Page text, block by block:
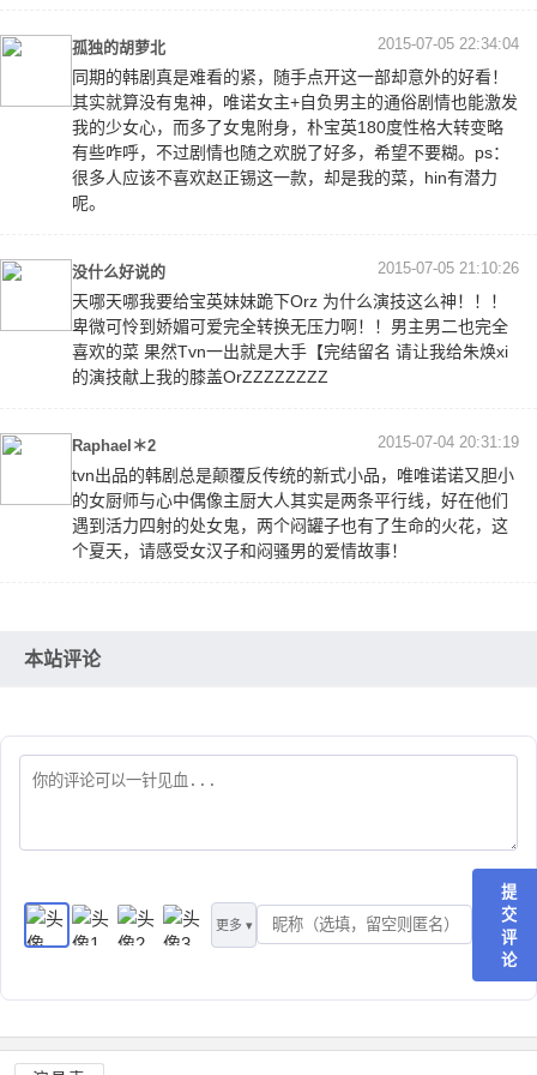
孤独的胡萝北 2015-07-05 22:34:04
同期的韩剧真是难看的紧，随手点开这一部却意外的好看！
其实就算没有鬼神，唯诺女主+自负男主的通俗剧情也能激发
我的少女心，而多了女鬼附身，朴宝英180度性格大转变略
有些咋呼，不过剧情也随之欢脱了好多，希望不要糊。ps：
很多人应该不喜欢赵正锡这一款，却是我的菜，hin有潜力
呢。
没什么好说的 2015-07-05 21:10:26
天哪天哪我要给宝英妹妹跪下Orz 为什么演技这么神！！！
卑微可怜到娇媚可爱完全转换无压力啊！！男主男二也完全
喜欢的菜 果然Tvn一出就是大手【完结留名 请让我给朱焕xi
的演技献上我的膝盖OrZZZZZZZZ
Raphael＊2 2015-07-04 20:31:19
tvn出品的韩剧总是颠覆反传统的新式小品，唯唯诺诺又胆小
的女厨师与心中偶像主厨大人其实是两条平行线，好在他们
遇到活力四射的处女鬼，两个闷罐子也有了生命的火花，这
个夏天，请感受女汉子和闷骚男的爱情故事！
本站评论
更多 ▾
提
交
评
论